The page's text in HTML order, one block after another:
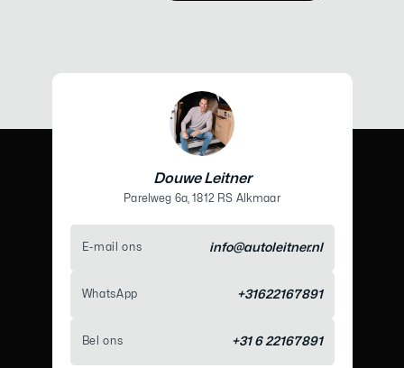
Douwe Leitner
Parelweg 6a, 1812 RS Alkmaar
E-mail ons info@autoleitner.nl
WhatsApp +31622167891
Bel ons +31 6 22167891